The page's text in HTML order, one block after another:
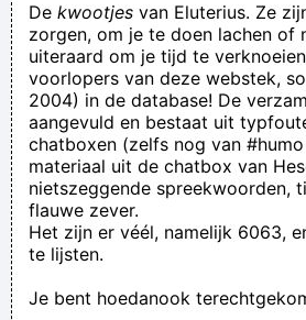
Het klínkt als een
His dry cleaner hated
de kruik gaat
Komt door die
een wonder is geschied, de
De kwootjes van Eluterius. Ze
zorgen, om je te doen lachen of
uiteraard om je tijd te
voorlopers van deze webstek,
2004) in de database! De
aangevuld en bestaat uit
chatboxen (zelfs nog van
materiaal uit de chatbox van
nietszeggende spreekwoorden,
flauwe zever.
Het zijn er véél, namelijk 6063,
te lijsten.
Je bent hoedanook